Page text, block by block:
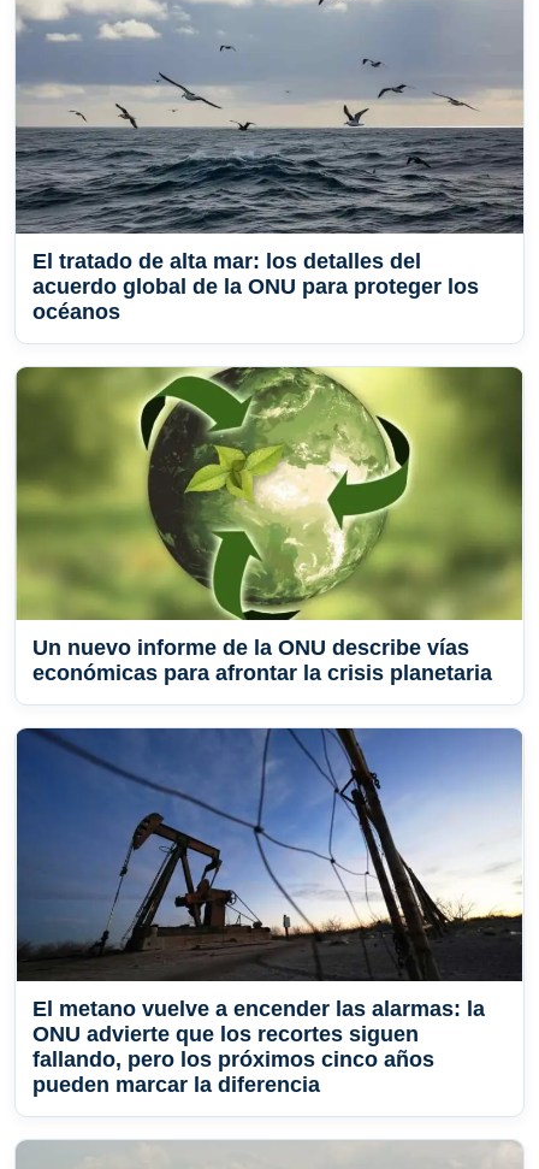
El tratado de alta mar: los detalles del
acuerdo global de la ONU para proteger los
océanos
Un nuevo informe de la ONU describe vías
económicas para afrontar la crisis planetaria
El metano vuelve a encender las alarmas: la
ONU advierte que los recortes siguen
fallando, pero los próximos cinco años
pueden marcar la diferencia